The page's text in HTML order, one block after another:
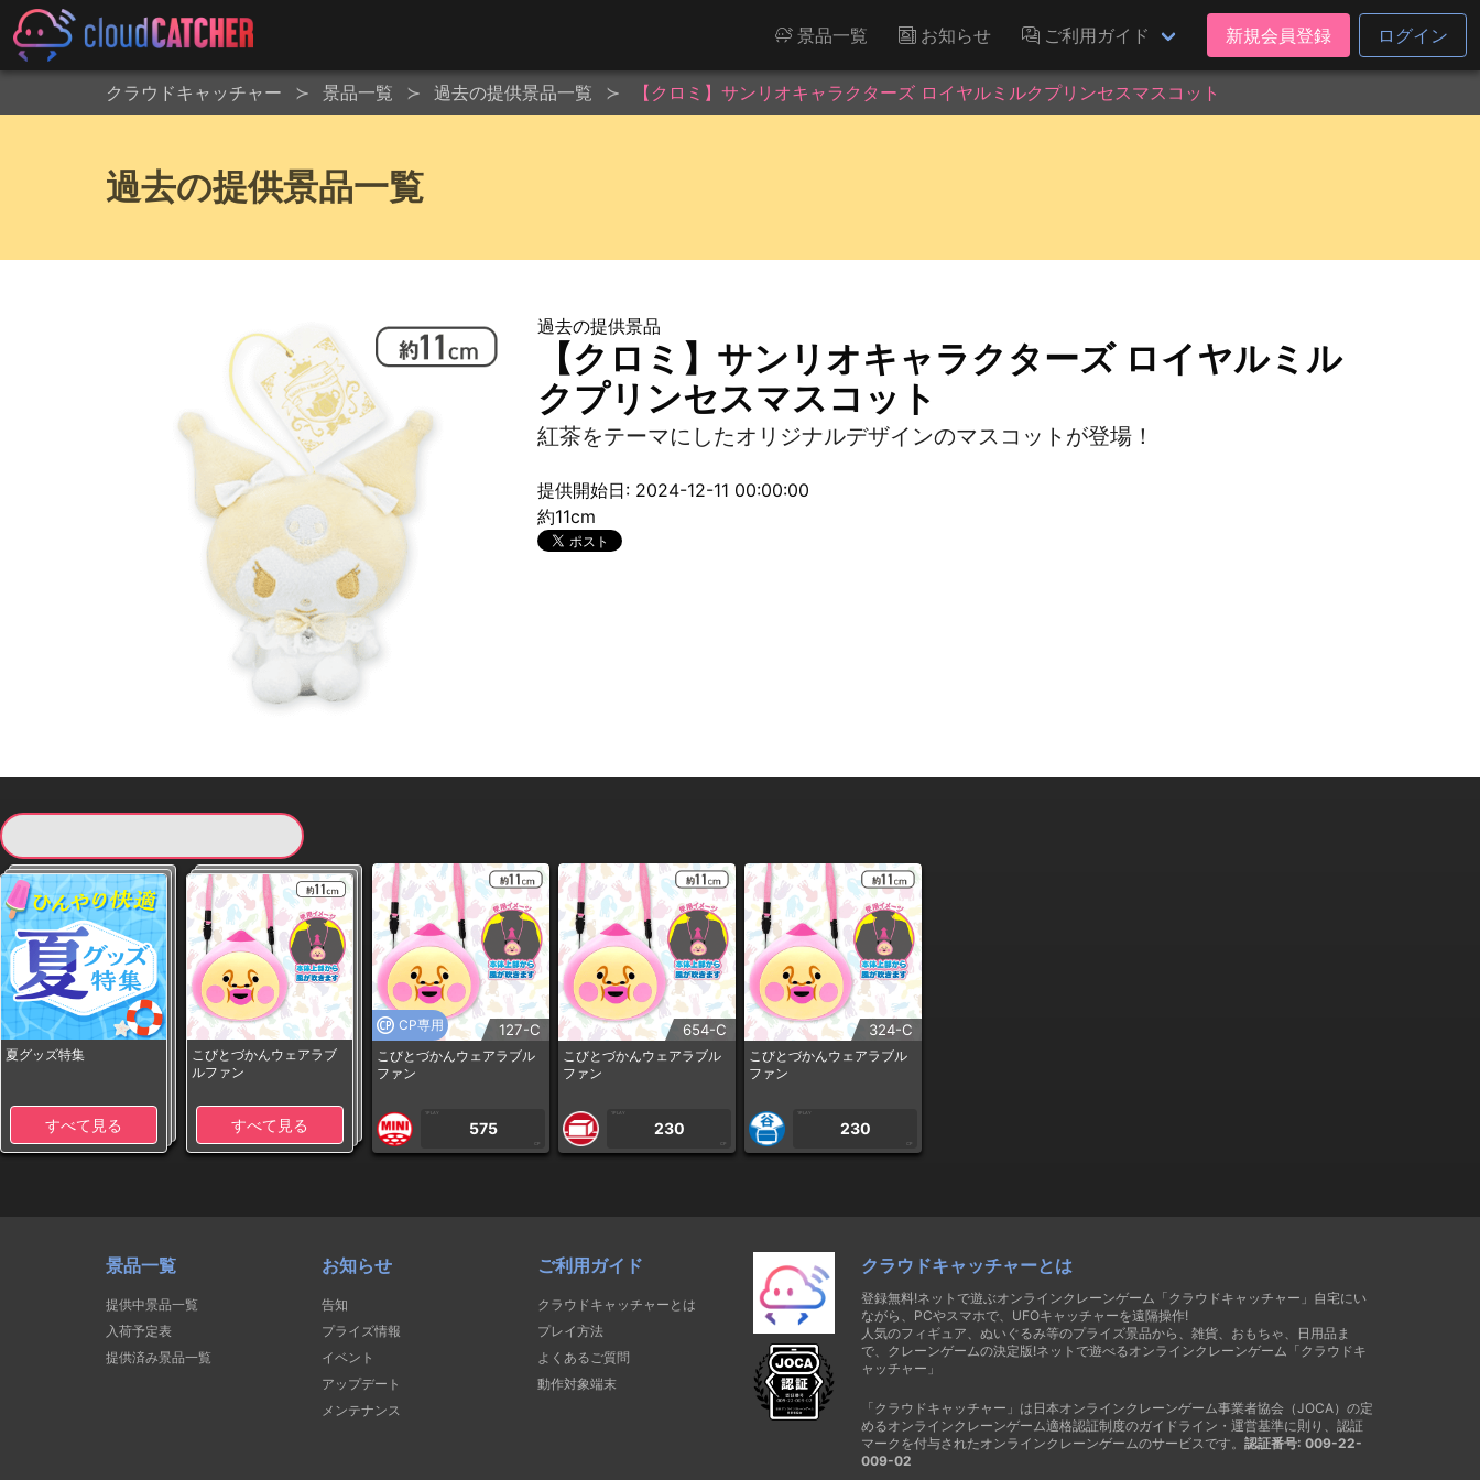
景品一覧 お知らせ ご利用ガイド 新規会員登録 ログイン
クラウドキャッチャー 景品一覧 過去の提供景品一覧 【クロミ】サンリオキャラクターズ ロイヤルミルクプリンセスマスコット
過去の提供景品一覧
過去の提供景品
【クロミ】サンリオキャラクターズ ロイヤルミル
クプリンセスマスコット
紅茶をテーマにしたオリジナルデザインのマスコットが登場！
提供開始日: 2024-12-11 00:00:00
約11cm
夏グッズ特集
すべて見る
こびとづかんウェアラブ
ルファン
すべて見る
CP専用 127-C
こびとづかんウェアラブル
ファン
1PLAY
575
CP
654-C
こびとづかんウェアラブル
ファン
1PLAY
230
CP
324-C
こびとづかんウェアラブル
ファン
1PLAY
230
CP
景品一覧
提供中景品一覧
入荷予定表
提供済み景品一覧
お知らせ
告知
プライズ情報
イベント
アップデート
メンテナンス
ご利用ガイド
クラウドキャッチャーとは
プレイ方法
よくあるご質問
動作対象端末
クラウドキャッチャーとは
登録無料!ネットで遊ぶオンラインクレーンゲーム「クラウドキャッチャー」自宅にい
ながら、PCやスマホで、UFOキャッチャーを遠隔操作!
人気のフィギュア、ぬいぐるみ等のプライズ景品から、雑貨、おもちゃ、日用品ま
で、クレーンゲームの決定版!ネットで遊べるオンラインクレーンゲーム「クラウドキ
ャッチャー」
「クラウドキャッチャー」は日本オンラインクレーンゲーム事業者協会（JOCA）の定
めるオンラインクレーンゲーム適格認証制度のガイドライン・運営基準に則り、認証
マークを付与されたオンラインクレーンゲームのサービスです。 認証番号: 009-22-
009-02